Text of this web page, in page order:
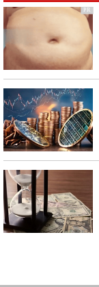
PR